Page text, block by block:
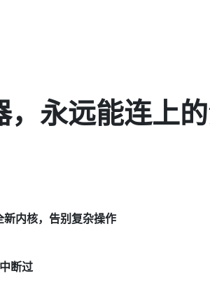
，永远能连上
新内核，告别复杂操作
断过